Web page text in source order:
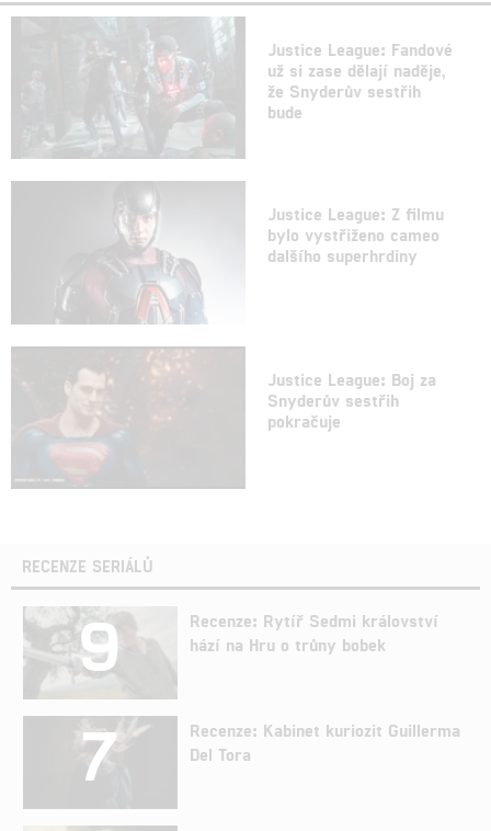
Justice League: Fandové
už si zase dělají naděje,
že Snyderův sestřih
bude
Justice League: Z filmu
bylo vystřiženo cameo
dalšího superhrdiny
Justice League: Boj za
Snyderův sestřih
pokračuje
RECENZE SERIÁLŮ
9
Recenze: Rytíř Sedmi království
hází na Hru o trůny bobek
7
Recenze: Kabinet kuriozit Guillerma
Del Tora